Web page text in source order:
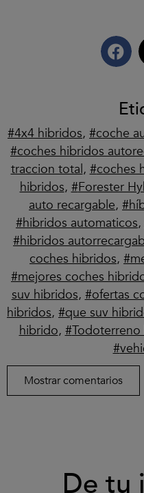
4x4 hibridos, coche
coches hibridos
traccion total, coches
hibridos, Forester
auto recargable,
hibridos automaticos,
hibridos
coches hibridos,
mejores coches
suv hibridos, ofertas
hibridos, que suv
hibrido,
Mostrar comentarios
De tu